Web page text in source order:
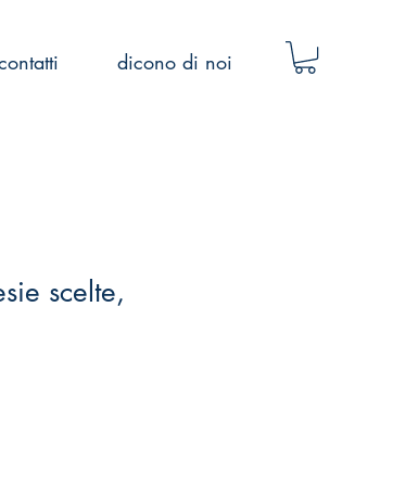
dicono di noi
scelte,